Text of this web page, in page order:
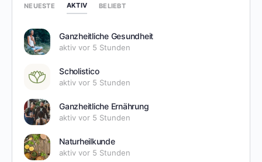
NEUESTE AKTIV BELIEBT
Ganzheitliche Gesundheit
aktiv vor 5 Stunden
Scholistico
aktiv vor 5 Stunden
Ganzheitliche Ernährung
aktiv vor 5 Stunden
Naturheilkunde
aktiv vor 5 Stunden